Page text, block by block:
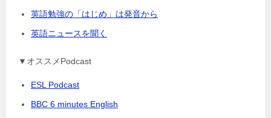
英語勉強の「はじめ」は発音から
英語ニュースを聞く
▼オススメPodcast
ESL Podcast
BBC 6 minutes English